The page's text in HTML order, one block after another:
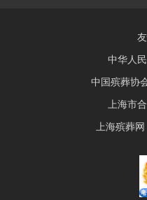
中华人
中国殡葬协
上海市
上海殡葬网